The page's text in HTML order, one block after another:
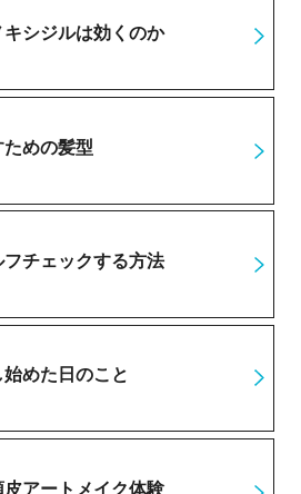
シジルは効くのか
めの髪型
チェックする方法
めた日のこと
アートメイク体験